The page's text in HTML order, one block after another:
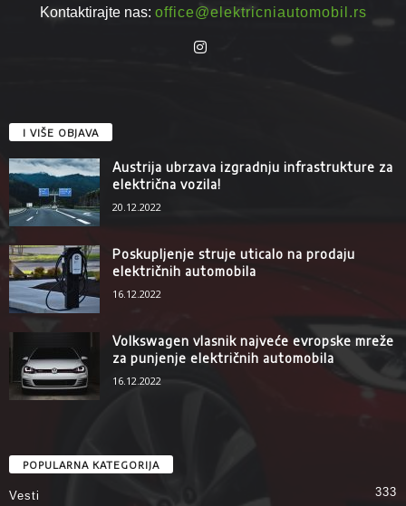
Kontaktirajte nas: office@elektricniautomobil.rs
I VIŠE OBJAVA
Austrija ubrzava izgradnju infrastrukture za
električna vozila!
20.12.2022
Poskupljenje struje uticalo na prodaju
električnih automobila
16.12.2022
Volkswagen vlasnik najveće evropske mreže
za punjenje električnih automobila
16.12.2022
POPULARNA KATEGORIJA
Vesti 333